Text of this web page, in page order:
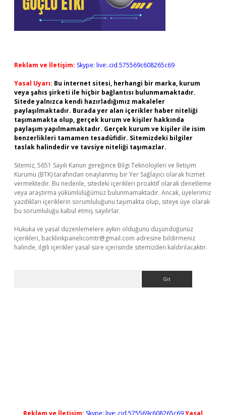
Reklam ve İletişim: Skype: live:.cid.575569c608265c69
Yasal Uyarı: Bu internet sitesi, herhangi bir marka, kurum
veya şahıs şirketi ile hiçbir bağlantısı bulunmamaktadır.
Sitede yalnızca kendi hazırladığımız makaleler
paylaşılmaktadır. Burada yer alan içerikler haber niteliği
taşımamakta olup, gerçek kurum ve kişiler hakkında
paylaşım yapılmamaktadır. Gerçek kurum ve kişiler ile isim
benzerlikleri tamamen tesadüfidir. Sitemizdeki bilgiler
taslak halindedir ve tavsiye niteliği taşımazlar.
Sitemiz, 5651 Sayılı Kanun gereğince Bilgi Teknolojileri ve İletişim
Kurumu (BTK) tarafından onaylanmış bir Yer Sağlayıcı olarak hizmet
vermektedir. Bu nedenle, sitedeki içerikleri proaktif olarak denetleme
veya araştırma yükümlülüğümüz bulunmamaktadır. Ancak, üyelerimiz
yazdıkları içeriklerin sorumluluğunu taşımakta olup, siteye üye olarak
bu sorumluluğu kabul etmiş sayılırlar.
Hukuka ve yasal düzenlemelere aykırı olduğunu düşündüğünüz
içerikleri, backlinkpanelicomtr@gmail.com adresine bildirmeniz
halinde, ilgili içerikler yasal süre içerisinde sitemizden kaldırılacaktır.
Reklam ve İletişim: Skype: live:.cid.575569c608265c69Yasal